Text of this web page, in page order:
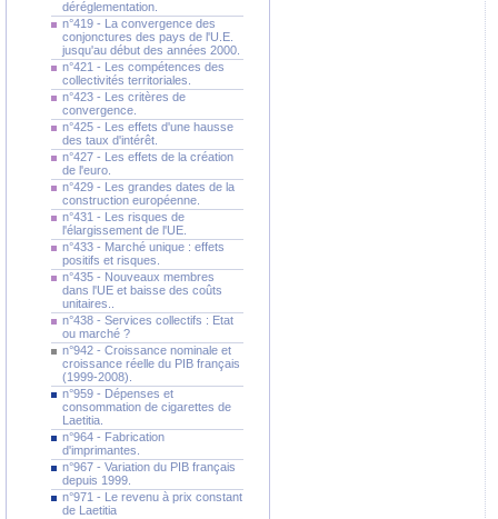
déréglementation.
n°419 - La convergence des
conjonctures des pays de l'U.E.
jusqu'au début des années 2000.
n°421 - Les compétences des
collectivités territoriales.
n°423 - Les critères de
convergence.
n°425 - Les effets d'une hausse
des taux d'intérêt.
n°427 - Les effets de la création
de l'euro.
n°429 - Les grandes dates de la
construction européenne.
n°431 - Les risques de
l'élargissement de l'UE.
n°433 - Marché unique : effets
positifs et risques.
n°435 - Nouveaux membres
dans l'UE et baisse des coûts
unitaires..
n°438 - Services collectifs : Etat
ou marché ?
n°942 - Croissance nominale et
croissance réelle du PIB français
(1999-2008).
n°959 - Dépenses et
consommation de cigarettes de
Laetitia.
n°964 - Fabrication
d'imprimantes.
n°967 - Variation du PIB français
depuis 1999.
n°971 - Le revenu à prix constant
de Laetitia